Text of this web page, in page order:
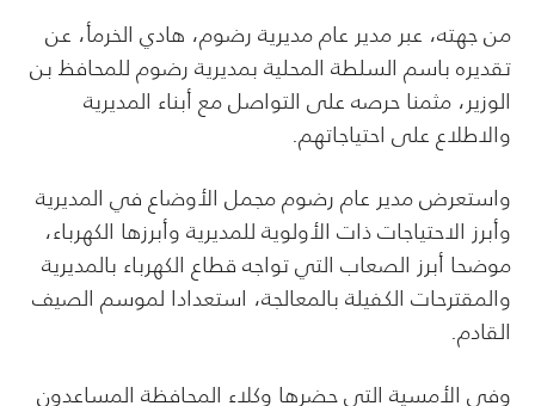
من جهته، عبر مدير عام مديرية رضوم، هادي الخرمأ، عن
تقديره باسم السلطة المحلية بمديرية رضوم للمحافظ بن
الوزير، مثمنا حرصه على التواصل مع أبناء المديرية
والاطلاع على احتياجاتهم.
واستعرض مدير عام رضوم مجمل الأوضاع في المديرية
وأبرز الاحتياجات ذات الأولوية للمديرية وأبرزها الكهرباء،
موضحا أبرز الصعاب التي تواجه قطاع الكهرباء بالمديرية
والمقترحات الكفيلة بالمعالجة، استعدادا لموسم الصيف
القادم.
وفي الأمسية التي حضرها وكلاء المحافظة المساعدون